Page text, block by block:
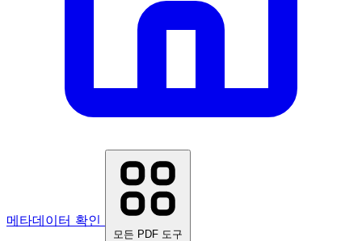
메타데이터 확인
모든 PDF 도구